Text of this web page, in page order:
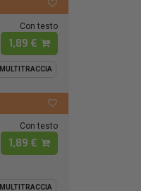
Con testo
1,89 €
MULTITRACCIA
Con testo
1,89 €
MULTITRACCIA